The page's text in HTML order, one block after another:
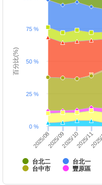
百分比(%)
台北二 台北一
台中市
豐原區
2025/082025/092025/102025/11
0 %
25 %
50 %
75 %